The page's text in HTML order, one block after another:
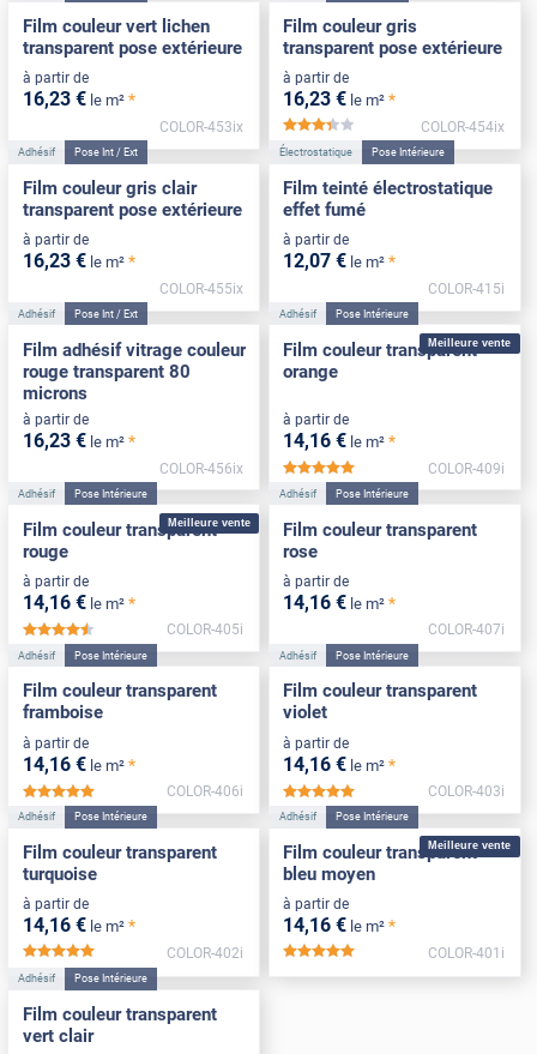
Film couleur vert lichen
transparent pose extérieure
à partir de
16,23 € le m² *
COLOR-453ix
Film couleur gris
transparent pose extérieure
à partir de
16,23 € le m² *
*****
COLOR-454ix
Adhésif Pose Int / Ext
Film couleur gris clair
transparent pose extérieure
à partir de
16,23 € le m² *
COLOR-455ix
Électrostatique Pose Intérieure
Film teinté électrostatique
effet fumé
à partir de
12,07 € le m² *
COLOR-415i
Adhésif Pose Int / Ext
Film adhésif vitrage couleur
rouge transparent 80
microns
à partir de
16,23 € le m² *
COLOR-456ix
Meilleure vente
Adhésif Pose Intérieure
Film couleur transparent
orange
à partir de
14,16 € le m² *
COLOR-409i
Meilleure vente
Adhésif Pose Intérieure
Film couleur transparent
rouge
à partir de
14,16 € le m² *
*****
COLOR-405i
Adhésif Pose Intérieure
Film couleur transparent
rose
à partir de
14,16 € le m² *
COLOR-407i
Adhésif Pose Intérieure
Film couleur transparent
framboise
à partir de
14,16 € le m² *
*****
COLOR-406i
Adhésif Pose Intérieure
Film couleur transparent
violet
à partir de
14,16 € le m² *
COLOR-403i
Adhésif Pose Intérieure
Film couleur transparent
turquoise
à partir de
14,16 € le m² *
COLOR-402i
Meilleure vente
Adhésif Pose Intérieure
Film couleur transparent
bleu moyen
à partir de
14,16 € le m² *
COLOR-401i
Adhésif Pose Intérieure
Film couleur transparent
vert clair